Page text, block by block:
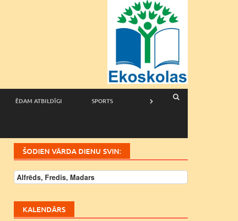
ĒDAM ATBILDĪGI SPORTS
ŠODIEN VĀRDA DIENU SVIN:
Alfrēds, Fredis, Madars
KALENDĀRS